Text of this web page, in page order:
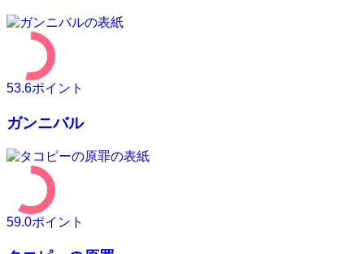
53.6ポイント
ガンニバル
59.0ポイント